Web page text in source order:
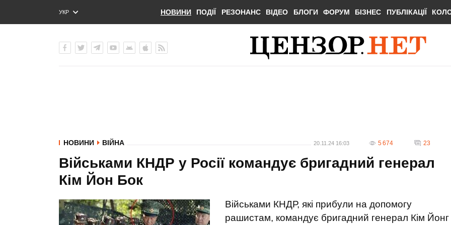
УКР
ENG
НОВИНИ ПОДІЇ РЕЗОНАНС ВІДЕО БЛОГИ ФОРУМ БІЗНЕС ПУБЛІКАЦІЇ
НОВИНИ ВІЙНА 20.11.24 16:03 5 674 23
Військами КНДР у Росії командує бригадний генерал
Кім Йон Бок
Військами КНДР, які прибули на допомогу
рашистам, командує бригадний генерал Кім Йонг